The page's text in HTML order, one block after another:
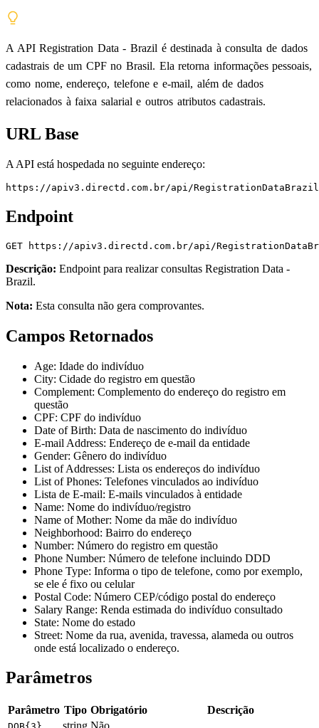
A API Registration Data - Brazil é destinada à consulta de dados
cadastrais de um CPF no Brasil. Ela retorna informações pessoais,
como nome, endereço, telefone e e-mail, além de dados
relacionados à faixa salarial e outros atributos cadastrais.
URL Base
A API está hospedada no seguinte endereço:
https://apiv3.directd.com.br/api/RegistrationDataBrazil
Endpoint
GET https://apiv3.directd.com.br/api/
Descrição: Endpoint para realizar consultas Registration Data -
Brazil.
Nota: Esta consulta não gera comprovantes.
Campos Retornados
Age: Idade do indivíduo
City: Cidade do registro em questão
Complement: Complemento do endereço do registro em
questão
CPF: CPF do indivíduo
Date of Birth: Data de nascimento do indivíduo
E-mail Address: Endereço de e-mail da entidade
Gender: Gênero do indivíduo
List of Addresses: Lista os endereços do indivíduo
List of Phones: Telefones vinculados ao indivíduo
Lista de E-mail: E-mails vinculados à entidade
Name: Nome do indivíduo/registro
Name of Mother: Nome da mãe do indivíduo
Neighborhood: Bairro do endereço
Number: Número do registro em questão
Phone Number: Número de telefone incluindo DDD
Phone Type: Informa o tipo de telefone, como por exemplo,
se ele é fixo ou celular
Postal Code: Número CEP/código postal do endereço
Salary Range: Renda estimada do indivíduo consultado
State: Nome do estado
Street: Nome da rua, avenida, travessa, alameda ou outros
onde está localizado o endereço.
Parâmetros
Parâmetro Tipo Obrigatório Descrição